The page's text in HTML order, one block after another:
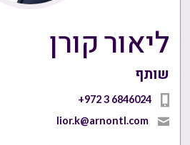
ליאור קורן
שותף
+972 3 6846024
lior.k@arnontl.com